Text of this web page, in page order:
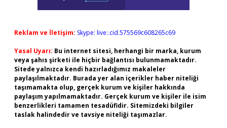
Reklam ve İletişim: Skype: live:.cid.575569c608265c69
Yasal Uyarı: Bu internet sitesi, herhangi bir marka, kurum
veya şahıs şirketi ile hiçbir bağlantısı bulunmamaktadır.
Sitede yalnızca kendi hazırladığımız makaleler
paylaşılmaktadır. Burada yer alan içerikler haber niteliği
taşımamakta olup, gerçek kurum ve kişiler hakkında
paylaşım yapılmamaktadır. Gerçek kurum ve kişiler ile isim
benzerlikleri tamamen tesadüfidir. Sitemizdeki bilgiler
taslak halindedir ve tavsiye niteliği taşımazlar.